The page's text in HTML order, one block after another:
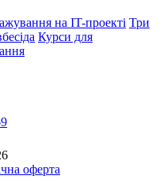
на IT-проекті Три
Курси для
оферта